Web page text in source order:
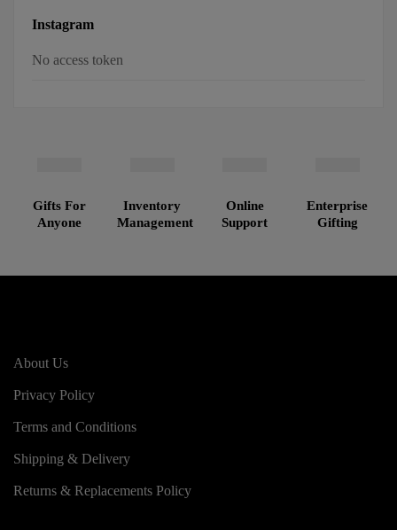
Instagram
No access token
Gifts For
Anyone
Inventory
Management
Online
Support
Enterprise
Gifting
About Us
Privacy Policy
Terms and Conditions
Shipping & Delivery
Returns & Replacements Policy